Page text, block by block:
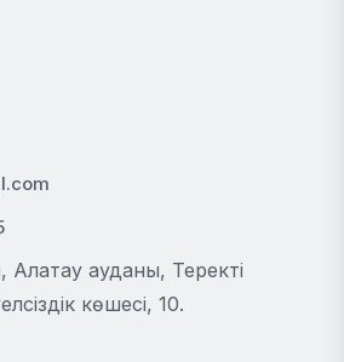
ауданы, Теректі
көшесі, 10.